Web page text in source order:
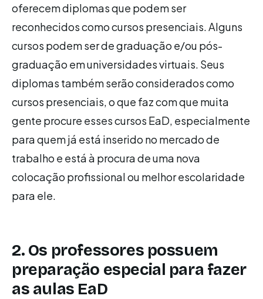
oferecem diplomas que podem ser
reconhecidos como cursos presenciais. Alguns
cursos podem ser de graduação e/ou pós-
graduação em universidades virtuais. Seus
diplomas também serão considerados como
cursos presenciais, o que faz com que muita
gente procure esses cursos EaD, especialmente
para quem já está inserido no mercado de
trabalho e está à procura de uma nova
colocação profissional ou melhor escolaridade
para ele.
2. Os professores possuem
preparação especial para fazer
as aulas EaD